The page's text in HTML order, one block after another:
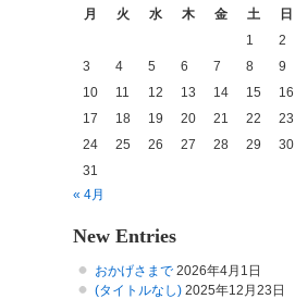
月
火 水 木 金 土
日
1
2
3
4 5 6 7 8
9
10
11 12 13 14 15
16
17
18 19 20 21 22
23
24
25 26 27 28 29
30
31
« 4月
New Entries
おかげさまで 2026年4月1日
(タイトルなし) 2025年12月23日